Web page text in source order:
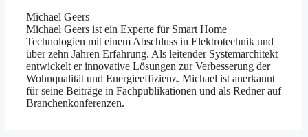
Michael Geers
Michael Geers ist ein Experte für Smart Home
Technologien mit einem Abschluss in Elektrotechnik und
über zehn Jahren Erfahrung. Als leitender Systemarchitekt
entwickelt er innovative Lösungen zur Verbesserung der
Wohnqualität und Energieeffizienz. Michael ist anerkannt
für seine Beiträge in Fachpublikationen und als Redner auf
Branchenkonferenzen.